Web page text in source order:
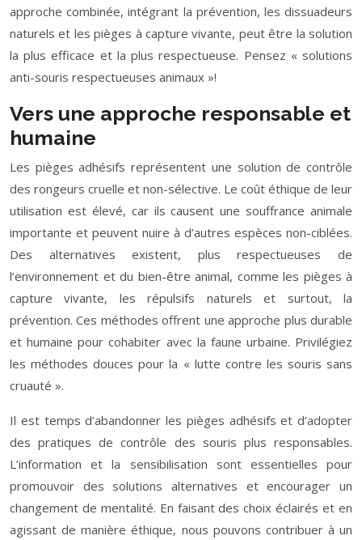
approche combinée, intégrant la prévention, les dissuadeurs
naturels et les pièges à capture vivante, peut être la solution
la plus efficace et la plus respectueuse. Pensez « solutions
anti-souris respectueuses animaux »!
Vers une approche responsable et
humaine
Les pièges adhésifs représentent une solution de contrôle
des rongeurs cruelle et non-sélective. Le coût éthique de leur
utilisation est élevé, car ils causent une souffrance animale
importante et peuvent nuire à d’autres espèces non-ciblées.
Des alternatives existent, plus respectueuses de
l’environnement et du bien-être animal, comme les pièges à
capture vivante, les répulsifs naturels et surtout, la
prévention. Ces méthodes offrent une approche plus durable
et humaine pour cohabiter avec la faune urbaine. Privilégiez
les méthodes douces pour la « lutte contre les souris sans
cruauté ».
Il est temps d’abandonner les pièges adhésifs et d’adopter
des pratiques de contrôle des souris plus responsables.
L’information et la sensibilisation sont essentielles pour
promouvoir des solutions alternatives et encourager un
changement de mentalité. En faisant des choix éclairés et en
agissant de manière éthique, nous pouvons contribuer à un